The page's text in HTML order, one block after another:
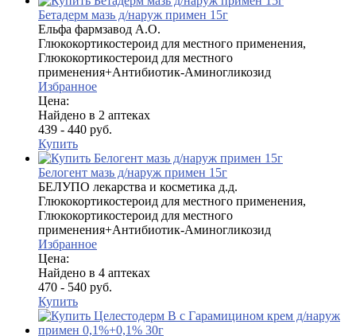
Бетадерм мазь д/наруж примен 15г
Ельфа фармзавод А.О.
Глюкокортикостероид для местного применения,
Глюкокортикостероид для местного
применения+Антибиотик-Аминогликозид
Избранное
Цена:
Найдено в 2 аптеках
439 - 440 руб.
Купить
Белогент мазь д/наруж примен 15г
БЕЛУПО лекарства и косметика д.д.
Глюкокортикостероид для местного применения,
Глюкокортикостероид для местного
применения+Антибиотик-Аминогликозид
Избранное
Цена:
Найдено в 4 аптеках
470 - 540 руб.
Купить